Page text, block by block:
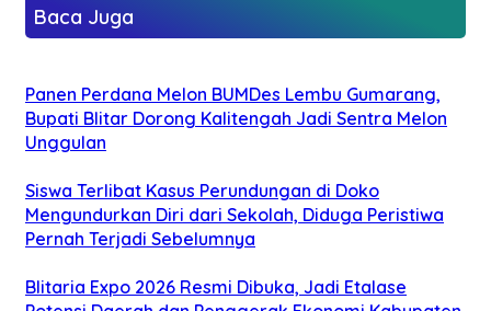
Baca Juga
Panen Perdana Melon BUMDes Lembu Gumarang,
Bupati Blitar Dorong Kalitengah Jadi Sentra Melon
Unggulan
Siswa Terlibat Kasus Perundungan di Doko
Mengundurkan Diri dari Sekolah, Diduga Peristiwa
Pernah Terjadi Sebelumnya
Blitaria Expo 2026 Resmi Dibuka, Jadi Etalase